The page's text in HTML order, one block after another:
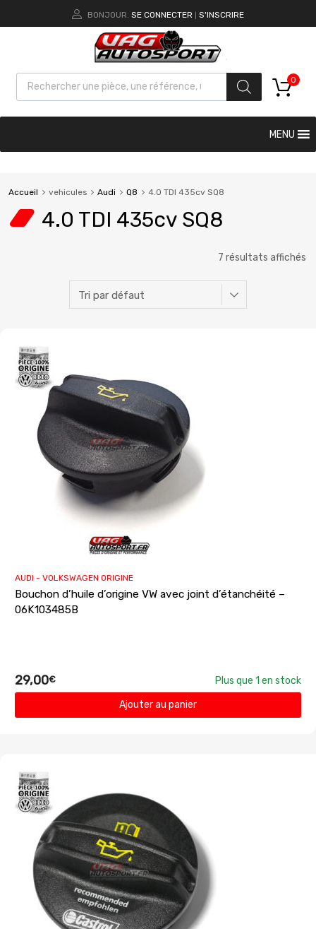
BONJOUR. SE CONNECTER S'INSCRIRE
0
MENU
Accueil vehicules Audi Q8 4.0 TDI 435cv SQ8
4.0 TDI 435cv SQ8
7 résultats affichés
AUDI - VOLKSWAGEN ORIGINE
Bouchon d’huile d’origine VW avec joint d’étanchéité –
06K103485B
29,00€
Plus que 1 en stock
Ajouter au panier